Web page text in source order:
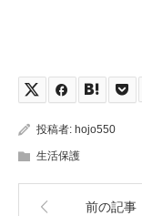
投稿者: hojo550
生活保護
前の記事